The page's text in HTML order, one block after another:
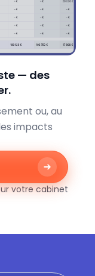
— des
ou, au
impacts
votre cabinet